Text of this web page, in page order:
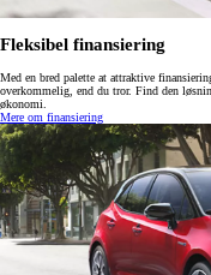
Fleksibel finansiering
Med en bred palette at attraktive
overkommelig, end du tror. Find den
økonomi.
Mere om finansiering